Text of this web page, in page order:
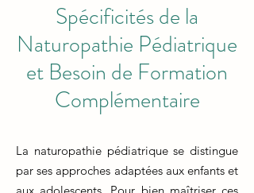
Spécificités de la
Naturopathie Pédiatrique
et Besoin de Formation
Complémentaire
La naturopathie pédiatrique se distingue
par ses approches adaptées aux enfants et